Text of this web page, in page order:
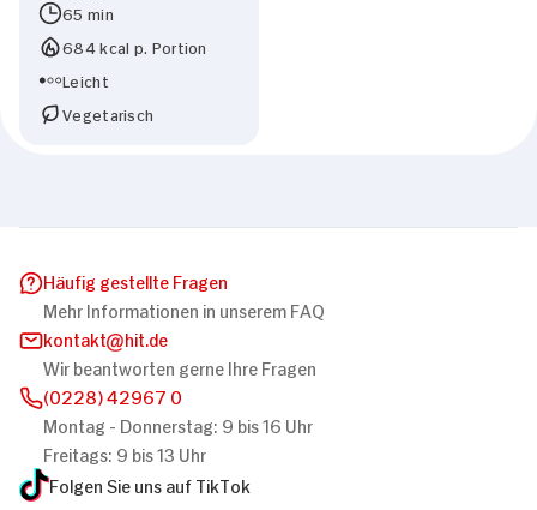
65 min
684 kcal p. Portion
Leicht
Vegetarisch
Häufig gestellte Fragen
Mehr Informationen in unserem FAQ
kontakt
hit.de
Wir beantworten gerne Ihre Fragen
(0228) 42967 0
Montag - Donnerstag: 9 bis 16 Uhr
Freitags: 9 bis 13 Uhr
Folgen Sie uns auf TikTok